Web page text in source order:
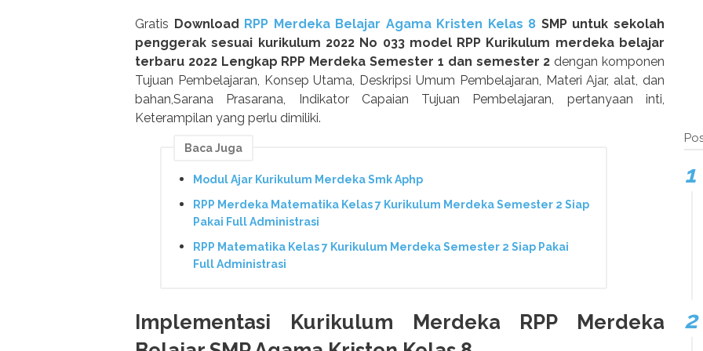
Gratis Download RPP Merdeka Belajar Agama Kristen Kelas 8 SMP untuk sekolah
penggerak sesuai kurikulum 2022 No 033 model RPP Kurikulum merdeka belajar
terbaru 2022 Lengkap RPP Merdeka Semester 1 dan semester 2 dengan komponen
Tujuan Pembelajaran, Konsep Utama, Deskripsi Umum Pembelajaran, Materi Ajar, alat, dan
bahan,Sarana Prasarana, Indikator Capaian Tujuan Pembelajaran, pertanyaan inti,
Keterampilan yang perlu dimiliki.
Baca Juga
Modul Ajar Kurikulum Merdeka Smk Aphp
RPP Merdeka Matematika Kelas 7 Kurikulum Merdeka Semester 2 Siap
Pakai Full Administrasi
RPP Matematika Kelas 7 Kurikulum Merdeka Semester 2 Siap Pakai
Full Administrasi
Implementasi Kurikulum Merdeka RPP Merdeka